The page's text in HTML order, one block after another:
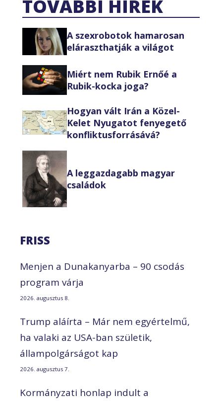
TOVÁBBI HÍREK
A szexrobotok hamarosan
eláraszthatják a világot
Miért nem Rubik Ernőé a
Rubik-kocka joga?
Hogyan vált Irán a Közel-
Kelet Nyugatot fenyegető
konfliktusforrásává?
A leggazdagabb magyar
családok
FRISS
Menjen a Dunakanyarba – 90 csodás
program várja
2026. augusztus 8.
Trump aláírta – Már nem egyértelmű,
ha valaki az USA-ban születik,
állampolgárságot kap
2026. augusztus 7.
Kormányzati honlap indult a